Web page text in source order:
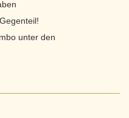
unter den